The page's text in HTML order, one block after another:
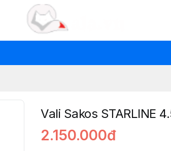
Vali Sakos STARLINE
2.150.000đ